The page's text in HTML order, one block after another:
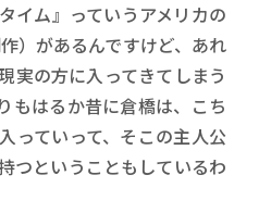
イム』っていうアメリカの
）があるんですけど、あれ
実の方に入ってきてしまう
もはるか昔に倉橋は、こち
っていって、そこの主人公
つということもしているわ